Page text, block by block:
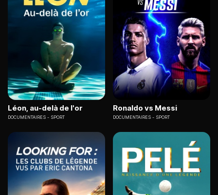
Léon, au-delà de l'or
DOCUMENTAIRES SPORT
Ronaldo vs Messi
DOCUMENTAIRES SPORT